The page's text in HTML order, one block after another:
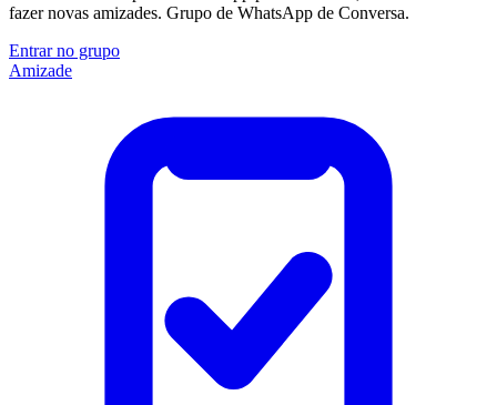
fazer novas amizades. Grupo de WhatsApp de Conversa.
Entrar no grupo
Amizade